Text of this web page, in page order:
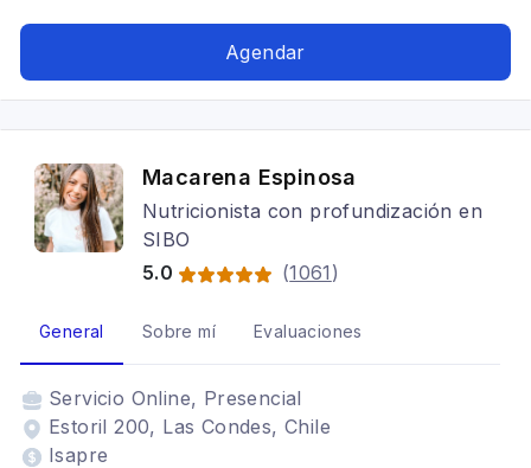
Alimentación para colon irritable, Alimentación
embarazadas
Agendar
Macarena Espinosa
Nutricionista con profundización en
SIBO
5.0
(1061 )
General Sobre mí Evaluaciones
Servicio Online, Presencial
Estoril 200, Las Condes, Chile
Isapre